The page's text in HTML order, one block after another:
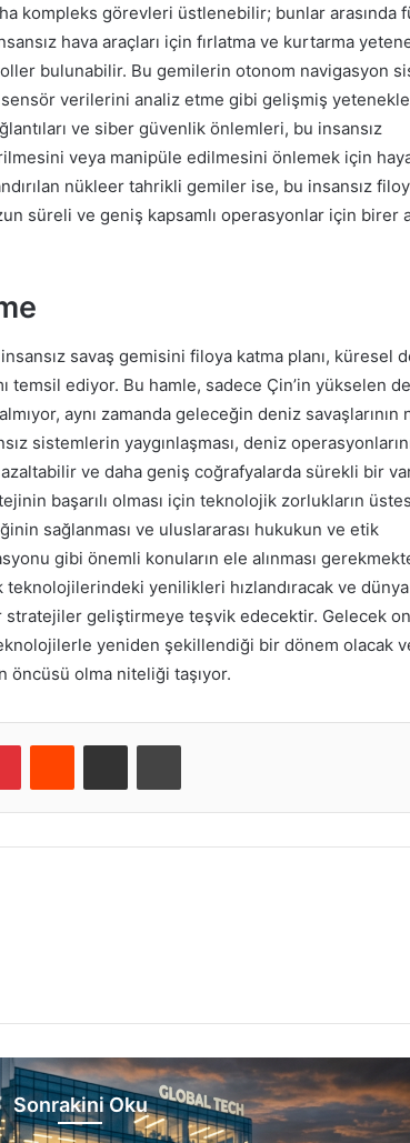
kompleks görevleri üstlenebilir; bunlar arasında
hava araçları için fırlatma ve kurtarma
bulunabilir. Bu gemilerin otonom navigasyon
verilerini analiz etme gibi gelişmiş
ve siber güvenlik önlemleri, bu insansız
veya manipüle edilmesini önlemek için
nükleer tahrikli gemiler ise, bu insansız
süreli ve geniş kapsamlı operasyonlar için birer
insansız savaş gemisini filoya katma planı, küresel
temsil ediyor. Bu hamle, sadece Çin’in yükselen
aynı zamanda geleceğin deniz savaşlarının
sistemlerin yaygınlaşması, deniz
ve daha geniş coğrafyalarda sürekli bir
başarılı olması için teknolojik zorlukların
sağlanması ve uluslararası hukukun ve etik
gibi önemli konuların ele alınması
teknolojilerindeki yenilikleri hızlandıracak ve dünya
geliştirmeye teşvik edecektir. Gelecek on
yeniden şekillendiği bir dönem olacak
öncüsü olma niteliği taşıyor.
Sonrakini Oku